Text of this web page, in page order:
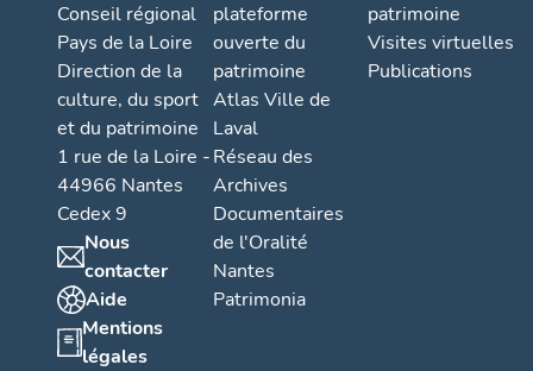
Conseil régional
Pays de la Loire
Direction de la
culture, du sport
et du patrimoine
1 rue de la Loire -
44966 Nantes
Cedex 9
Nous
contacter
Aide
Mentions
légales
plateforme
ouverte du
patrimoine
Atlas Ville de
Laval
Réseau des
Archives
Documentaires
de l'Oralité
Nantes
Patrimonia
patrimoine
Visites virtuelles
Publications